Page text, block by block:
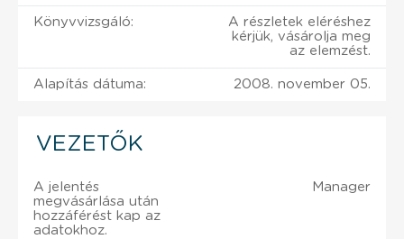
Könyvvizsgáló:
A részletek eléréshez
kérjük, vásárolja meg
az elemzést.
Alapítás dátuma: 2008. november 05.
VEZETŐK
A jelentés
megvásárlása után
hozzáférést kap az
adatokhoz.
Manager